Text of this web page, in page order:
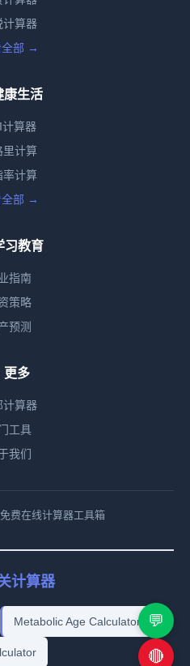
💬
🔴
计算器
全部 →
生活
计算器
里计算
率计算
全部 →
习教育
指南
策略
预测
更多
计算器
工具
我们
费在线计算器工具箱
计算器
Metabolic Age Calculator